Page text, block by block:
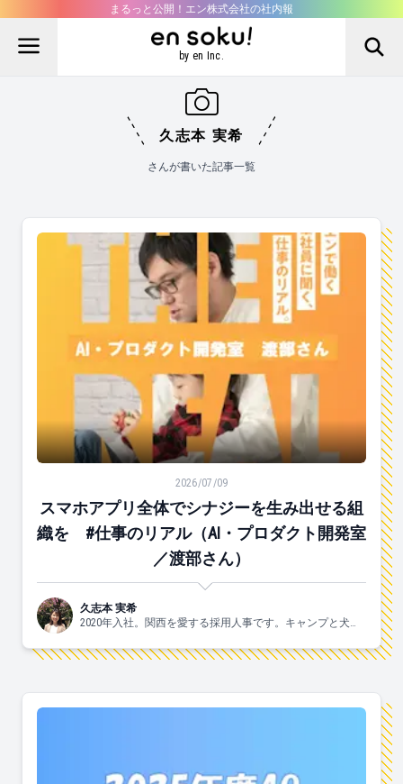
まるっと公開！エン株式会社の社内報
by en Inc.
久志本 実希
さんが書いた記事一覧
スマホアプリ全体でシナジーを生み出せる組織を #仕
2026/07/09
スマホアプリ全体でシナジーを生み出せる組
織を #仕事のリアル（AI・プロダクト開発室
／渡部さん）
久志本 実希
2020年入社。関西を愛する採用人事です。キャンプと犬と